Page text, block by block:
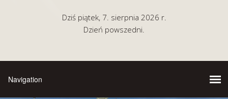
Dziś piątek, 7. sierpnia 2026 r.
Dzień powszedni.